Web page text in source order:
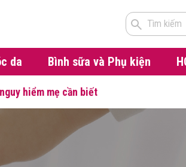
Tìm kiếm
da Bình sữa và Phụ kiện
hiểm mẹ cần biết